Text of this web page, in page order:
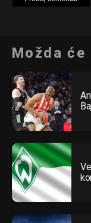
Možda